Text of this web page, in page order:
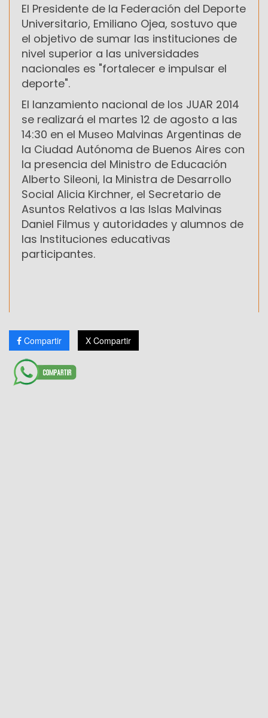
El Presidente de la Federación del Deporte
Universitario, Emiliano Ojea, sostuvo que
el objetivo de sumar las instituciones de
nivel superior a las universidades
nacionales es "fortalecer e impulsar el
deporte".
El lanzamiento nacional de los JUAR 2014
se realizará el martes 12 de agosto a las
14:30 en el Museo Malvinas Argentinas de
la Ciudad Autónoma de Buenos Aires con
la presencia del Ministro de Educación
Alberto Sileoni, la Ministra de Desarrollo
Social Alicia Kirchner, el Secretario de
Asuntos Relativos a las Islas Malvinas
Daniel Filmus y autoridades y alumnos de
las Instituciones educativas
participantes.
Compartir X Compartir